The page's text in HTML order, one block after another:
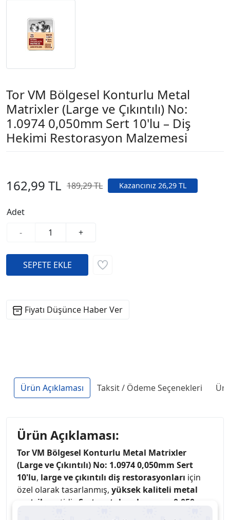
Tor VM Bölgesel Konturlu Metal
Matrixler (Large ve Çıkıntılı) No:
1.0974 0,050mm Sert 10'lu – Diş
Hekimi Restorasyon Malzemesi
162,99 TL 189,29 TL Kazancınız 26,29 TL
Adet
-
+
Fiyatı Düşünce Haber Ver
Ürün Açıklaması Taksit / Ödeme Seçenekleri
Ürün Açıklaması:
Tor VM Bölgesel Konturlu Metal Matrixler
(Large ve Çıkıntılı) No: 1.0974 0,050mm Sert
10'lu, large ve çıkıntılı diş restorasyonları için
özel olarak tasarlanmış, yüksek kaliteli metal
matriks
setidir. Sert metal malzeme
0,050mm